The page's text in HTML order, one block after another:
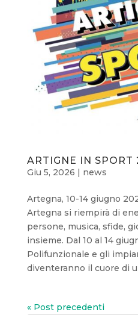
ARTIGNE IN SPORT
Giu 5, 2026 | news
Artegna, 10-14 giugno
Artegna si riempirà di
persone, musica, sfide,
insieme. Dal 10 al 14
Polifunzionale e gli
diventeranno il cuore di
« Post precedenti